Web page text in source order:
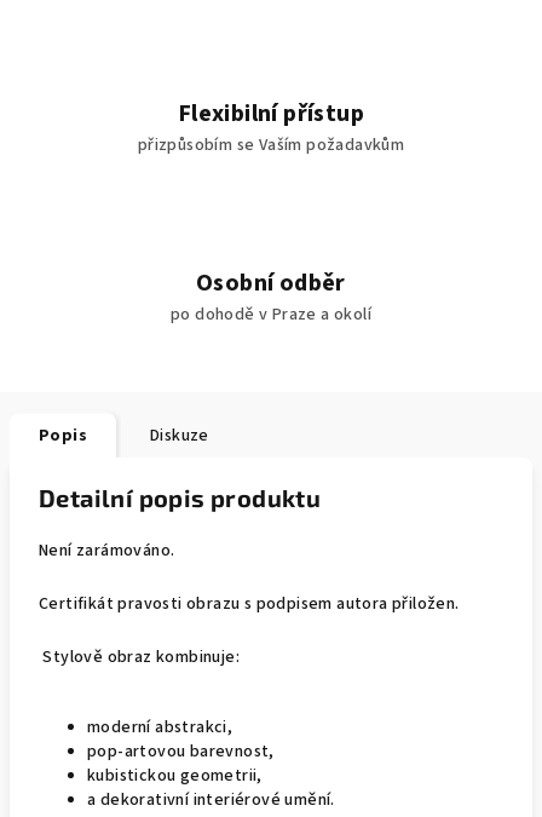
Flexibilní přístup
přizpůsobím se Vaším požadavkům
Osobní odběr
po dohodě v Praze a okolí
Popis Diskuze
Detailní popis produktu
Není zarámováno.
Certifikát pravosti obrazu s podpisem autora přiložen.
Stylově obraz kombinuje:
moderní abstrakci,
pop-artovou barevnost,
kubistickou geometrii,
a dekorativní interiérové umění.